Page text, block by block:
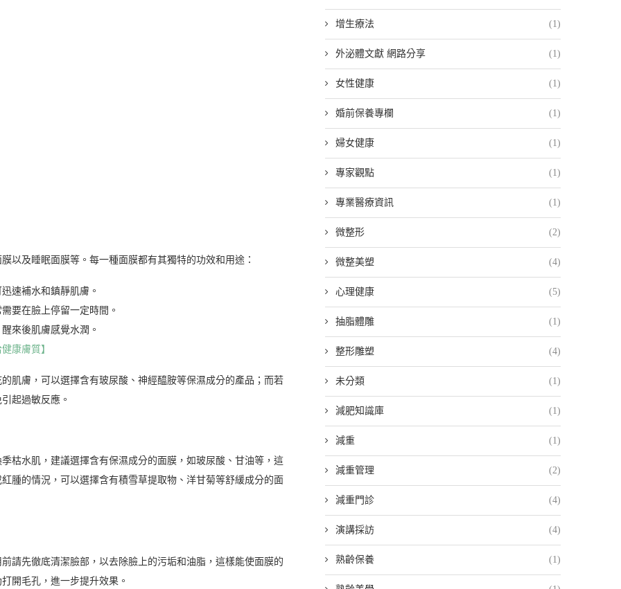
以及睡眠面膜等。每一種面膜都有其獨特的功效和用途：
速補水和鎮靜肌膚。
要在臉上停留一定時間。
來後肌膚感覺水潤。
康膚質】
肌膚，可以選擇含有玻尿酸、神經醯胺等保濕成分的產品；而若
起過敏反應。
枯水肌，建議選擇含有保濕成分的面膜，如玻尿酸、甘油等，這
腫的情況，可以選擇含有積雪草提取物、洋甘菊等舒緩成分的面
請先徹底清潔臉部，以去除臉上的污垢和油脂，這樣能使面膜的
開毛孔，進一步提升效果。
增生療法 (1)
外泌體文獻 網路分享 (1)
女性健康 (1)
婚前保養專欄 (1)
婦女健康 (1)
專家觀點 (1)
專業醫療資訊 (1)
微整形 (2)
微整美塑 (4)
心理健康 (5)
抽脂體雕 (1)
整形雕塑 (4)
未分類 (1)
減肥知識庫 (1)
減重 (1)
減重管理 (2)
減重門診 (4)
演講採訪 (4)
熟齡保養 (1)